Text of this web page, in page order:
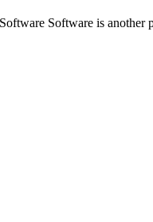
Software is